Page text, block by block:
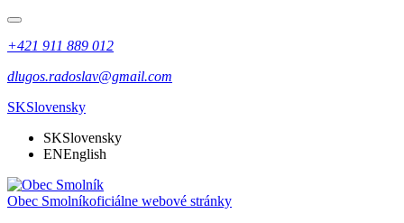
+421 911 889 012
dlugos.radoslav@gmail.com
SKSlovensky
SKSlovensky
ENEnglish
Obec Smolníkoficiálne webové stránky